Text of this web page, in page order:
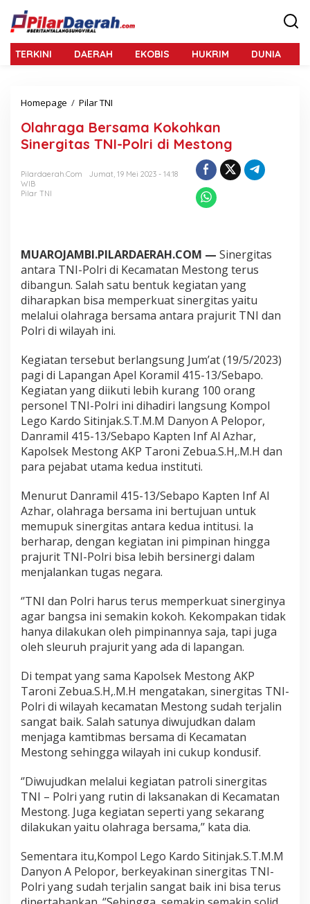
TERKINI DAERAH EKOBIS HUKRIM DUNIA
Homepage / Pilar TNI
a
h
r
g
a
m
a
K
o
k
a
n
S
i
n
e
r
g
i
a
s
T
N
I
-
P
o
r
i
d
i
M
s
n
g
Olahraga Bersama Kokohkan
Sinergitas TNI-Polri di Mestong
Pilardaerah.com
Jumat, 19 Mei 2023 - 14:18
WIB
Pilar TNI
MUAROJAMBI.PILARDAERAH.COM — Sinergitas
antara TNI-Polri di Kecamatan Mestong terus
dibangun. Salah satu bentuk kegiatan yang
diharapkan bisa memperkuat sinergitas yaitu
melalui olahraga bersama antara prajurit TNI dan
Polri di wilayah ini.
Kegiatan tersebut berlangsung Jum’at (19/5/2023)
pagi di Lapangan Apel Koramil 415-13/Sebapo.
Kegiatan yang diikuti lebih kurang 100 orang
personel TNI-Polri ini dihadiri langsung Kompol
Lego Kardo Sitinjak.S.T.M.M Danyon A Pelopor,
Danramil 415-13/Sebapo Kapten Inf Al Azhar,
Kapolsek Mestong AKP Taroni Zebua.S.H,.M.H dan
para pejabat utama kedua instituti.
Menurut Danramil 415-13/Sebapo Kapten Inf Al
Azhar, olahraga bersama ini bertujuan untuk
memupuk sinergitas antara kedua intitusi. Ia
berharap, dengan kegiatan ini pimpinan hingga
prajurit TNI-Polri bisa lebih bersinergi dalam
menjalankan tugas negara.
‘’TNI dan Polri harus terus memperkuat sinerginya
agar bangsa ini semakin kokoh. Kekompakan tidak
hanya dilakukan oleh pimpinannya saja, tapi juga
oleh sleuruh prajurit yang ada di lapangan.
Di tempat yang sama Kapolsek Mestong AKP
Taroni Zebua.S.H,.M.H mengatakan, sinergitas TNI-
Polri di wilayah kecamatan Mestong sudah terjalin
sangat baik. Salah satunya diwujudkan dalam
menjaga kamtibmas bersama di Kecamatan
Mestong sehingga wilayah ini cukup kondusif.
‘’Diwujudkan melalui kegiatan patroli sinergitas
TNI – Polri yang rutin di laksanakan di Kecamatan
Mestong. Juga kegiatan seperti yang sekarang
dilakukan yaitu olahraga bersama,’’ kata dia.
Sementara itu,Kompol Lego Kardo Sitinjak.S.T.M.M
Danyon A Pelopor, berkeyakinan sinergitas TNI-
Polri yang sudah terjalin sangat baik ini bisa terus